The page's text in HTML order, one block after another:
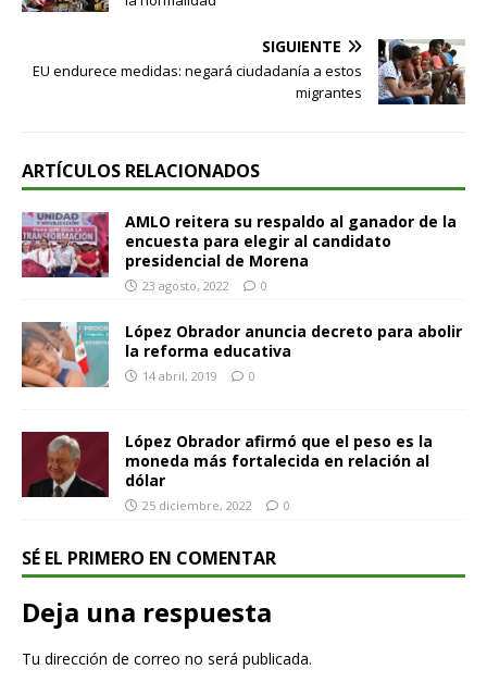
SIGUIENTE
EU endurece medidas: negará ciudadanía a estos
migrantes
ARTÍCULOS RELACIONADOS
AMLO reitera su respaldo al ganador de la
encuesta para elegir al candidato
presidencial de Morena
23 agosto, 2022 0
López Obrador anuncia decreto para abolir
la reforma educativa
14 abril, 2019 0
López Obrador afirmó que el peso es la
moneda más fortalecida en relación al
dólar
25 diciembre, 2022 0
SÉ EL PRIMERO EN COMENTAR
Deja una respuesta
Tu dirección de correo no será publicada.